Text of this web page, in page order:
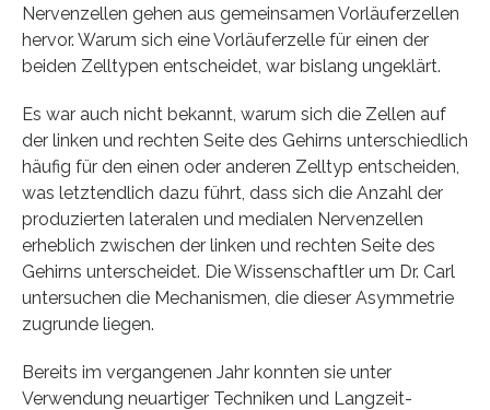
Nervenzellen gehen aus gemeinsamen Vorläuferzellen
hervor. Warum sich eine Vorläuferzelle für einen der
beiden Zelltypen entscheidet, war bislang ungeklärt.
Es war auch nicht bekannt, warum sich die Zellen auf
der linken und rechten Seite des Gehirns unterschiedlich
häufig für den einen oder anderen Zelltyp entscheiden,
was letztendlich dazu führt, dass sich die Anzahl der
produzierten lateralen und medialen Nervenzellen
erheblich zwischen der linken und rechten Seite des
Gehirns unterscheidet. Die Wissenschaftler um Dr. Carl
untersuchen die Mechanismen, die dieser Asymmetrie
zugrunde liegen.
Bereits im vergangenen Jahr konnten sie unter
Verwendung neuartiger Techniken und Langzeit-